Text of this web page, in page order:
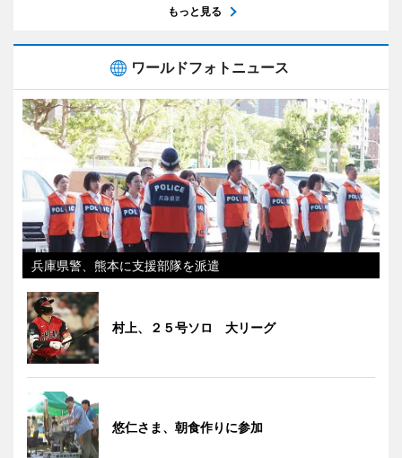
もっと見る
ワールドフォトニュース
兵庫県警、熊本に支援部隊を派遣
村上、２５号ソロ 大リーグ
悠仁さま、朝食作りに参加